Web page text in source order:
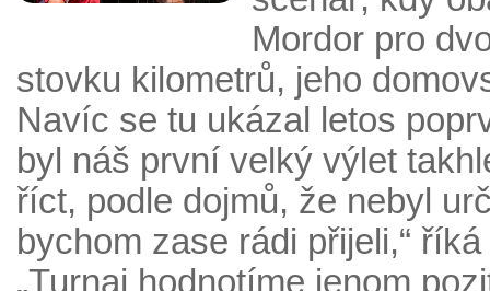
Mordor pro
stovku kilometrů, jeho
Navíc se tu ukázal letos
byl náš první velký výlet
říct, podle dojmů, že nebyl
bychom zase rádi přijeli,“
„Turnaj hodnotíme jenom